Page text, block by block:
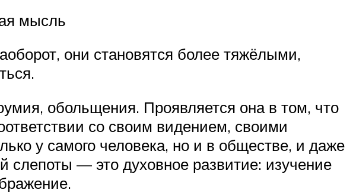
мысль
они становятся более тяжёлыми,
обольщения. Проявляется она в том, что
со своим видением, своими
у самого человека, но и в обществе, и даже
слепоты — это духовное развитие: изучение